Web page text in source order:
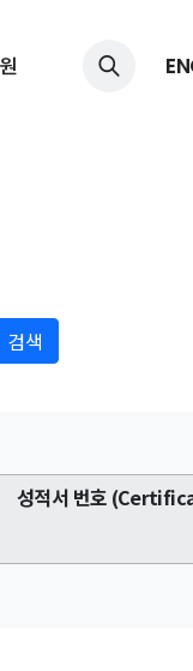
검색
성적서 번호